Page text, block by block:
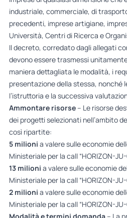
industriale, commerciale, di
precedenti, imprese artigiane,
Università, Centri di Ricerca e
Il decreto, corredato dagli allegati
devono essere trasmessi
maniera dettagliata le modalità, i
presentazione della stessa, nonché
l’istruttoria e la successiva
Ammontare risorse– Le risorse
dei progetti selezionati nell’ambito
così ripartite:
5 milioni a valere sulle economie
Ministeriale per la call “HORIZON-
13 milioni a valere sulle economie
Ministeriale per la call “HORIZON-
2 milioni a valere sulle economie
Ministeriale per la call “HORIZON-